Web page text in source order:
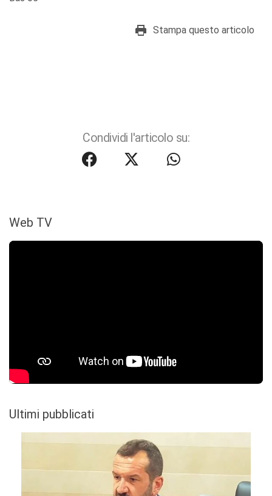
Stampa questo articolo
Condividi l'articolo su:
Web TV
Ultimi pubblicati